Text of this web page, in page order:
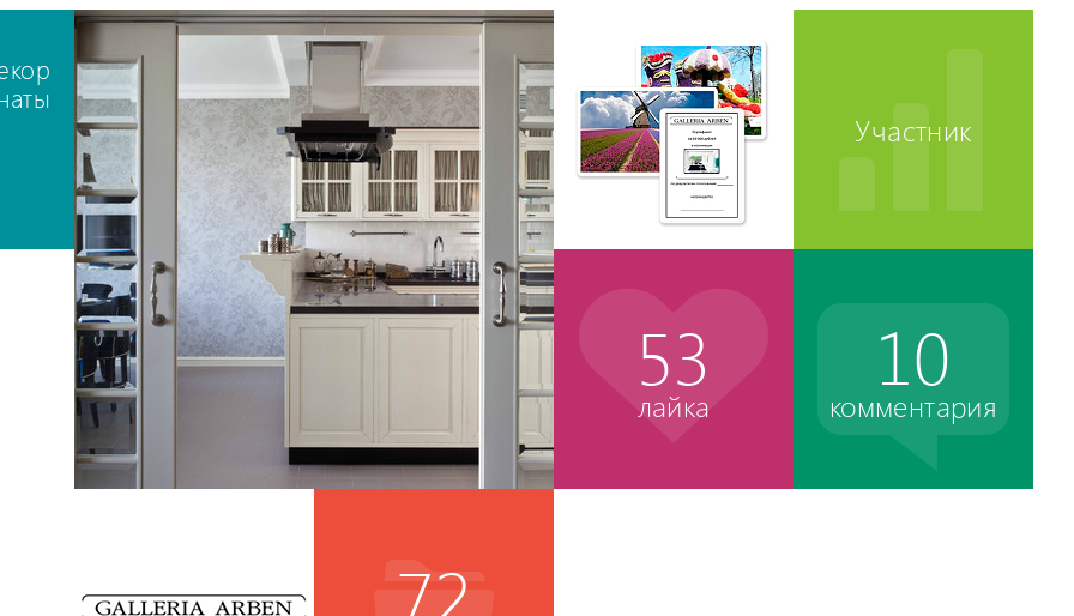
Участник
53
лайка
10
комментария
72